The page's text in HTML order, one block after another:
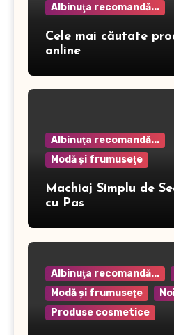
Albinuţa recomandă...
Cele mai căutate
online
Albinuţa recomandă...
Modă şi frumuseţe
Machiaj Simplu de
cu Pas
Albinuţa recomandă...
Modă şi frumuseţe
Produse cosmetice